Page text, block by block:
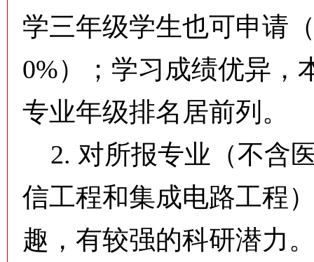
学三年级学生也可申请
0%）；学习成绩优异，
专业年级排名居前列。
2. 对所报专业（不含
信工程和集成电路工程
趣，有较强的科研潜力